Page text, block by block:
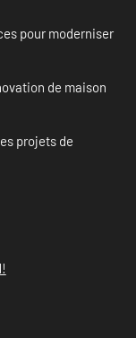
pour moderniser
de maison
projets de